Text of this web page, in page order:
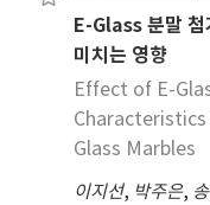
developed
used as an
material,
commercial
E-Glass 분말 첨
미치는 영향
Effect of E-
Glass Marbles
이지선, 박주은,